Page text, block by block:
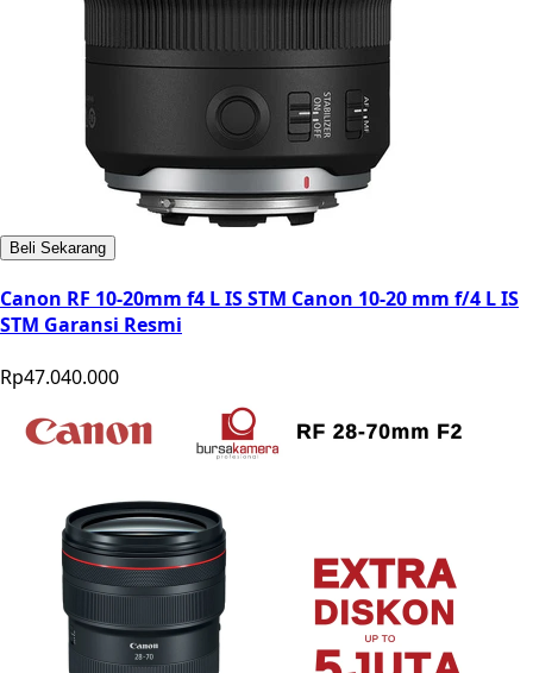
Beli Sekarang
Canon RF 10-20mm f4 L IS STM Canon 10-20 mm f/4 L IS
STM Garansi Resmi
Rp47.040.000